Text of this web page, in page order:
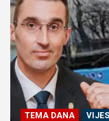
TEMA DANA